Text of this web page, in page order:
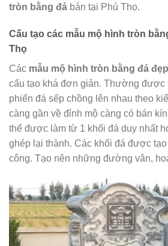
tròn bằng đá bán tại Phú Thọ.
Cấu tạo các mẫu mộ hình tròn
Thọ
Các mẫu mộ hình tròn bằng đá đẹp
cấu tạo khá đơn giản. Thường được
phiến đá sếp chồng lên nhau theo
càng gần về đỉnh mộ càng có bán
thể được làm từ 1 khối đá duy nhất
ghép lại thành. Các khối đá được
công. Tạo nên những đường vân,